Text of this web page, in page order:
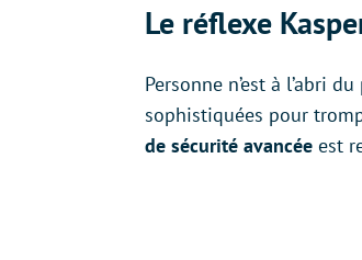
Le réflexe
Personne n’est à l’abri
sophistiquées pour
de sécurité avancée est